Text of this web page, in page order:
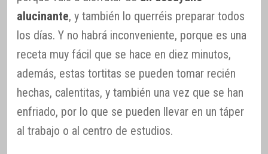
alucinante, y también lo querréis preparar todos
los días. Y no habrá inconveniente, porque es una
receta muy fácil que se hace en diez minutos,
además, estas tortitas se pueden tomar recién
hechas, calentitas, y también una vez que se han
enfriado, por lo que se pueden llevar en un táper
al trabajo o al centro de estudios.